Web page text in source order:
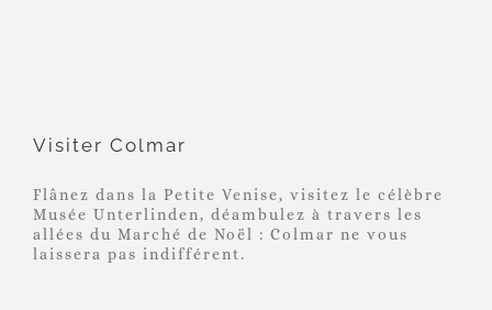
Visiter Colmar
Flânez dans la Petite Venise, visitez le célèbre
Musée Unterlinden, déambulez à travers les
allées du Marché de Noël : Colmar ne vous
laissera pas indifférent.